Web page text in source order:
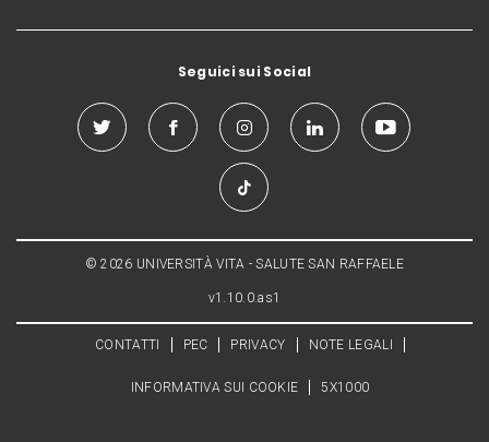
Seguici sui Social
© 2026 UNIVERSITÀ VITA - SALUTE SAN RAFFAELE
v1.10.0.as1
CONTATTI PEC PRIVACY NOTE LEGALI
INFORMATIVA SUI COOKIE 5X1000